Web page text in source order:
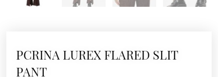
PCRINA LUREX FLARED SLIT
PANT